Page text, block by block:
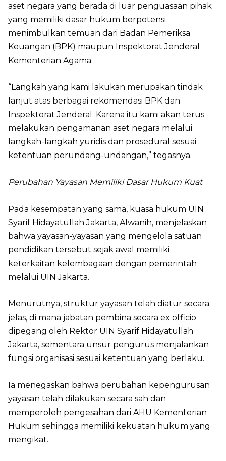
aset negara yang berada di luar penguasaan pihak
yang memiliki dasar hukum berpotensi
menimbulkan temuan dari Badan Pemeriksa
Keuangan (BPK) maupun Inspektorat Jenderal
Kementerian Agama.
“Langkah yang kami lakukan merupakan tindak
lanjut atas berbagai rekomendasi BPK dan
Inspektorat Jenderal. Karena itu kami akan terus
melakukan pengamanan aset negara melalui
langkah-langkah yuridis dan prosedural sesuai
ketentuan perundang-undangan,” tegasnya.
Perubahan Yayasan Memiliki Dasar Hukum Kuat
Pada kesempatan yang sama, kuasa hukum UIN
Syarif Hidayatullah Jakarta, Alwanih, menjelaskan
bahwa yayasan-yayasan yang mengelola satuan
pendidikan tersebut sejak awal memiliki
keterkaitan kelembagaan dengan pemerintah
melalui UIN Jakarta.
Menurutnya, struktur yayasan telah diatur secara
jelas, di mana jabatan pembina secara ex officio
dipegang oleh Rektor UIN Syarif Hidayatullah
Jakarta, sementara unsur pengurus menjalankan
fungsi organisasi sesuai ketentuan yang berlaku.
Ia menegaskan bahwa perubahan kepengurusan
yayasan telah dilakukan secara sah dan
memperoleh pengesahan dari AHU Kementerian
Hukum sehingga memiliki kekuatan hukum yang
mengikat.